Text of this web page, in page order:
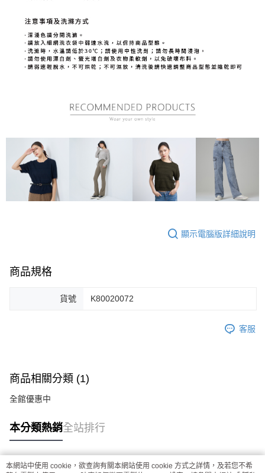
顯示電腦版詳細說明
商品規格
貨號 K80020072
客服
商品相關分類 (1)
全館優惠中
本分類熱銷全站排行
本網站中使用 cookie，欲查詢有關本網站使用 cookie 方式之詳情，及若您不希